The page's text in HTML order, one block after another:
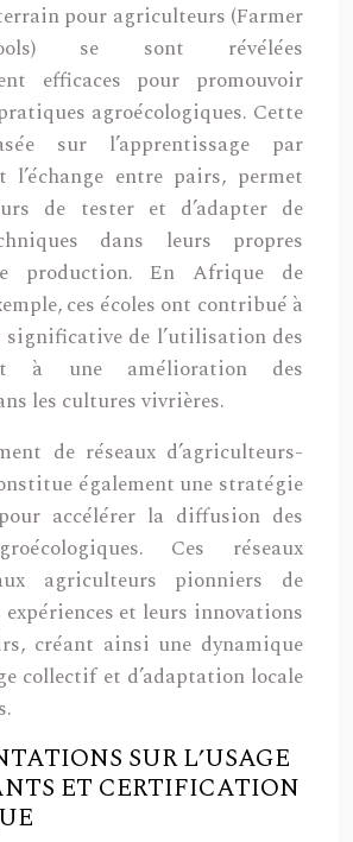
pour agriculteurs (Farmer
se sont révélées
efficaces pour promouvoir
agroécologiques. Cette
sur l’apprentissage par
l’échange entre pairs, permet
de tester et d’adapter de
dans leurs propres
production. En Afrique de
ces écoles ont contribué à
de l’utilisation des
à une amélioration des
les cultures vivrières.
de réseaux d’agriculteurs-
également une stratégie
accélérer la diffusion des
Ces réseaux
agriculteurs pionniers de
et leurs innovations
créant ainsi une dynamique
collectif et d’adaptation locale
SUR L’USAGE
ET CERTIFICATION